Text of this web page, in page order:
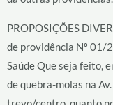
PROPOSIÇÕES
de providência Nº 01/
Saúde Que seja feito,
de quebra-molas na